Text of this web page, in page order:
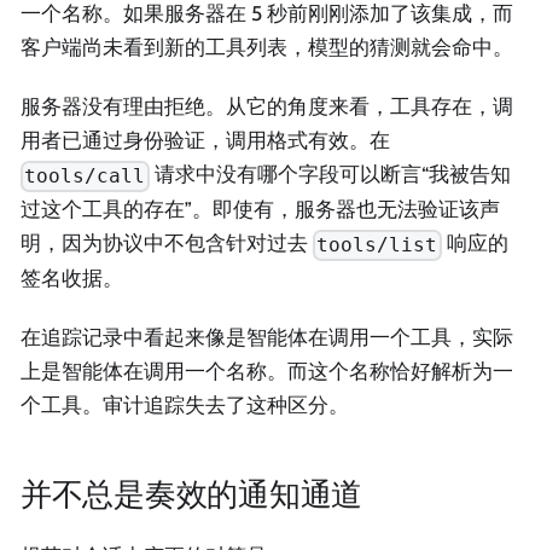
一个名称。如果服务器在 5 秒前刚刚添加了该集成，而
客户端尚未看到新的工具列表，模型的猜测就会命中。
服务器没有理由拒绝。从它的角度来看，工具存在，调
用者已通过身份验证，调用格式有效。在
tools/call 请求中没有哪个字段可以断言“我被告知
过这个工具的存在”。即使有，服务器也无法验证该声
明，因为协议中不包含针对过去 tools/list 响应的
签名收据。
在追踪记录中看起来像是智能体在调用一个工具，实际
上是智能体在调用一个名称。而这个名称恰好解析为一
个工具。审计追踪失去了这种区分。
并不总是奏效的通知通道